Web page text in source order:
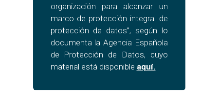
organización para alcanzar un
marco de protección integral de
protección de datos”, según lo
documenta la Agencia Española
de Protección de Datos, cuyo
material está disponible aquí.